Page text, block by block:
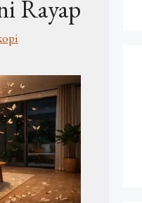
Rayap